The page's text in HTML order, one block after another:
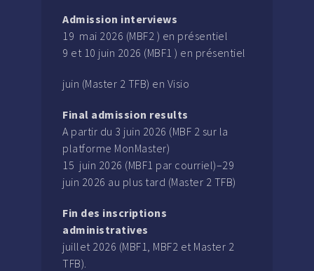
Admission interviews
19 mai 2026 (MBF2 ) en présentiel
9 et 10 juin 2026 (MBF1 ) en présentiel
juin (Master 2 TFB) en Visio
Final admission results
A partir du 3 juin 2026 (MBF 2 sur la
platforme MonMaster)
15 juin 2026 (MBF1 par courriel)–29
juin 2026 au plus tard (Master 2 TFB)
Fin des inscriptions
administratives
juillet 2026 (MBF1, MBF2 et Master 2
TFB).